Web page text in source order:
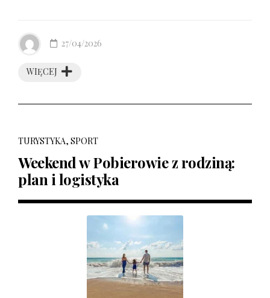
WIĘCEJ
27/04/2026
TURYSTYKA, SPORT
Weekend w Pobierowie z rodziną:
plan i logistyka